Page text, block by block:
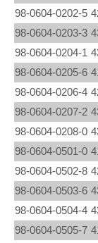
98-0604-0202-5
98-0604-0203-3
98-0604-0204-1
98-0604-0205-6
98-0604-0206-4
98-0604-0207-2
98-0604-0208-0
98-0604-0501-0
98-0604-0502-8
98-0604-0503-6
98-0604-0504-4
98-0604-0505-7